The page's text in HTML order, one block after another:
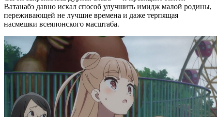
Ватанабэ давно искал способ улучшить имидж малой родины,
переживающей не лучшие времена и даже терпящая
насмешки всеяпонского масштаба.